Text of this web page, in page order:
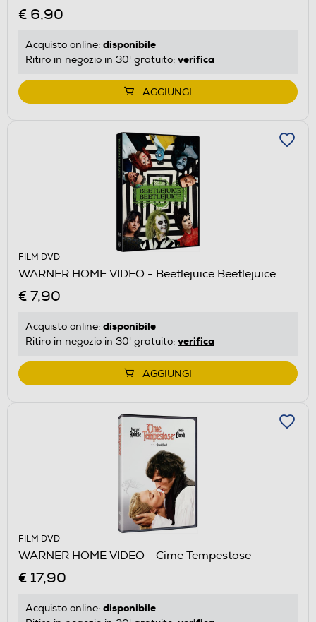
€ 6,90
Acquisto online: disponibile
Ritiro in negozio in 30' gratuito: verifica
AGGIUNGI
FILM DVD
WARNER HOME VIDEO - Beetlejuice Beetlejuice
€ 7,90
Acquisto online: disponibile
Ritiro in negozio in 30' gratuito: verifica
AGGIUNGI
FILM DVD
WARNER HOME VIDEO - Cime Tempestose
€ 17,90
Acquisto online: disponibile